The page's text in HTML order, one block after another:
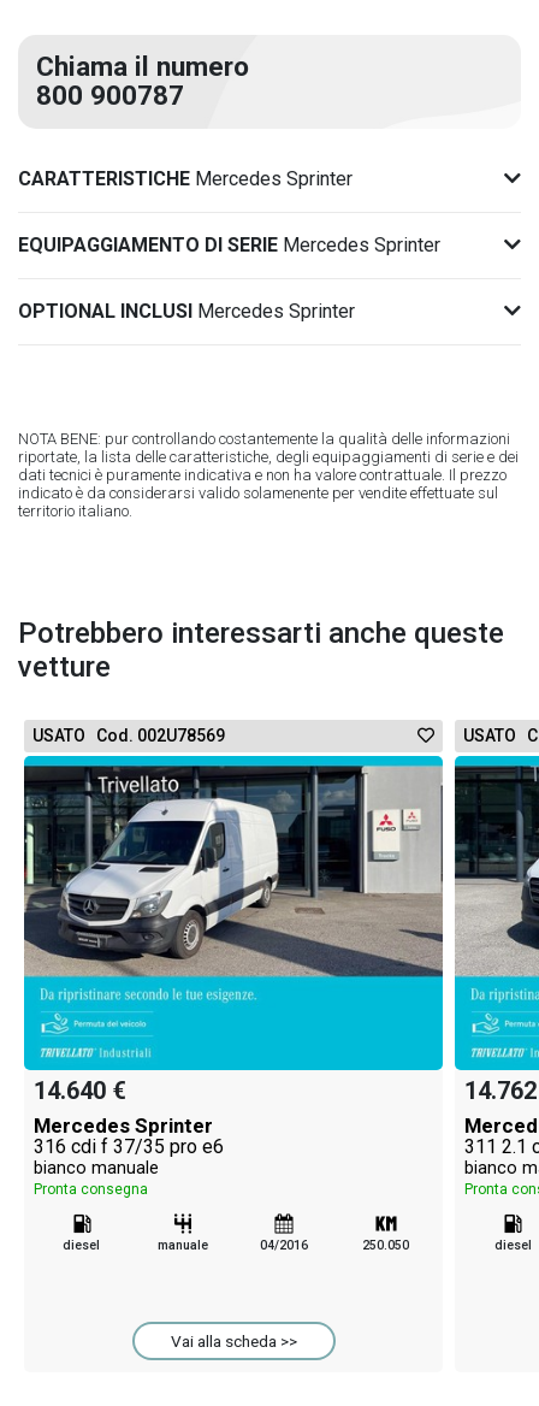
Chiama il numero
800 900787
CARATTERISTICHE Mercedes Sprinter
EQUIPAGGIAMENTO DI SERIE Mercedes Sprinter
OPTIONAL INCLUSI Mercedes Sprinter
NOTA BENE: pur controllando costantemente la qualità delle informazioni
riportate, la lista delle caratteristiche, degli equipaggiamenti di serie e dei
dati tecnici è puramente indicativa e non ha valore contrattuale. Il prezzo
indicato è da considerarsi valido solamenente per vendite effettuate sul
territorio italiano.
Potrebbero interessarti anche queste
vetture
USATO Cod. 002U78569
14.640 €
Mercedes Sprinter
316 cdi f 37/35 pro e6
bianco manuale
Pronta consegna
diesel manuale 04/2016 250.050
Vai alla scheda >>
USATO
311 2.1
bianco
Pronta
diesel